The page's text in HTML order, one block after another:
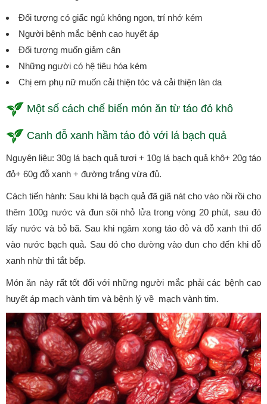
Đối tượng có giấc ngủ không ngon, trí nhớ kém
Người bệnh mắc bệnh cao huyết áp
Đối tượng muốn giảm cân
Những người có hệ tiêu hóa kém
Chị em phụ nữ muốn cải thiện tóc và cải thiện làn da
Một số cách chế biến món ăn từ táo đỏ khô
Canh đỗ xanh hầm táo đỏ với lá bạch quả
Nguyên liệu: 30g lá bạch quả tươi + 10g lá bạch quả khô+ 20g táo
đỏ+ 60g đỗ xanh + đường trắng vừa đủ.
Cách tiến hành: Sau khi lá bạch quả đã giã nát cho vào nồi rồi cho
thêm 100g nước và đun sôi nhỏ lửa trong vòng 20 phút, sau đó
lấy nước và bỏ bã. Sau khi ngâm xong táo đỏ và đỗ xanh thì đổ
vào nước bạch quả. Sau đó cho đường vào đun cho đến khi đỗ
xanh nhừ thì tắt bếp.
Món ăn này rất tốt đối với những người mắc phải các bệnh cao
huyết áp mạch vành tim và bệnh lý về mạch vành tim.